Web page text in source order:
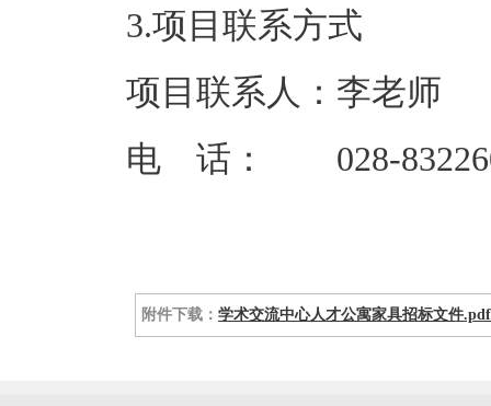
3.项目联系方式
项目联系人：李老师
电 话： 028-
附件下载： 学术交流中心人才公寓家具招标文件.pdf